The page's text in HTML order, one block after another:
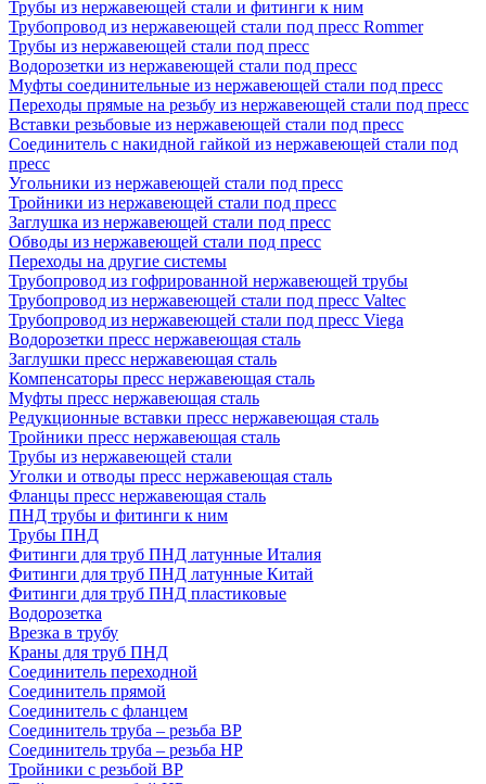
Трубы из нержавеющей стали и фитинги к ним
Трубопровод из нержавеющей стали под пресс Rommer
Трубы из нержавеющей стали под пресс
Водорозетки из нержавеющей стали под пресс
Муфты соединительные из нержавеющей стали под пресс
Переходы прямые на резьбу из нержавеющей стали под пресс
Вставки резьбовые из нержавеющей стали под пресс
Соединитель с накидной гайкой из нержавеющей стали под
пресс
Угольники из нержавеющей стали под пресс
Тройники из нержавеющей стали под пресс
Заглушка из нержавеющей стали под пресс
Обводы из нержавеющей стали под пресс
Переходы на другие системы
Трубопровод из гофрированной нержавеющей трубы
Трубопровод из нержавеющей стали под пресс Valtec
Трубопровод из нержавеющей стали под пресс Viega
Водорозетки пресс нержавеющая сталь
Заглушки пресс нержавеющая сталь
Компенсаторы пресс нержавеющая сталь
Муфты пресс нержавеющая сталь
Редукционные вставки пресс нержавеющая сталь
Тройники пресс нержавеющая сталь
Трубы из нержавеющей стали
Уголки и отводы пресс нержавеющая сталь
Фланцы пресс нержавеющая сталь
ПНД трубы и фитинги к ним
Трубы ПНД
Фитинги для труб ПНД латунные Италия
Фитинги для труб ПНД латунные Китай
Фитинги для труб ПНД пластиковые
Водорозетка
Врезка в трубу
Краны для труб ПНД
Соединитель переходной
Соединитель прямой
Соединитель с фланцем
Соединитель труба – резьба ВР
Соединитель труба – резьба НР
Тройники с резьбой ВР